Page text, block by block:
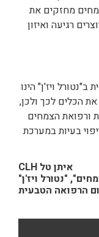
מחזקים את
רגיעה ואיזון
ויז'ן" הינו
את הכלים לכך ולכן,
ורפואת הצמחים
בעיות במערכת
איתן טל CLH
"נטורל ויז'ן"
הרפואה הטבעית